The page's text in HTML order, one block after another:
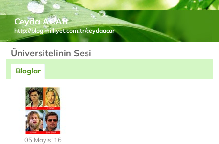
Ceyda ACAR
http://blog.milliyet.com.tr/ceydaacar
Üniversitelinin Sesi
Bloglar
05 Mayıs '16